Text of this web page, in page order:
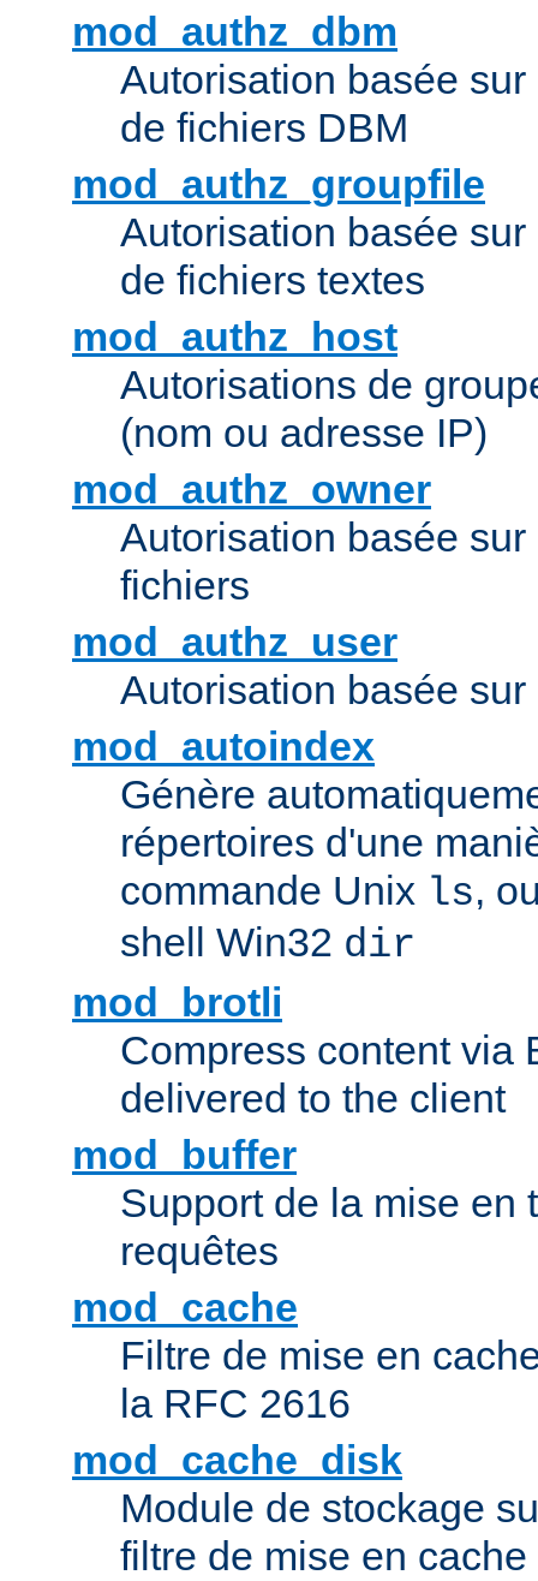
mod_authz_dbm
Autorisation basée
de fichiers DBM
mod_authz_groupfile
Autorisation basée
de fichiers textes
mod_authz_host
Autorisations de
(nom ou adresse IP)
mod_authz_owner
Autorisation basée
fichiers
mod_authz_user
Autorisation basée
mod_autoindex
Génère
répertoires d'une
commande Unix ls,
shell Win32 dir
mod_brotli
Compress content via
delivered to the client
mod_buffer
Support de la mise en
requêtes
mod_cache
Filtre de mise en
la RFC 2616
mod_cache_disk
Module de stockage
filtre de mise en cache